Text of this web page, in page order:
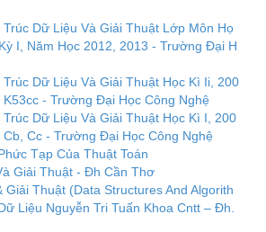
Dữ Liệu Và Giải Thuật Lớp Môn Họ
I, Năm Học 2012, 2013 - Trường Đại H
Dữ Liệu Và Giải Thuật Học Kì Ii, 200
- Trường Đại Học Công Nghệ
Dữ Liệu Và Giải Thuật Học Kì I, 200
Cc - Trường Đại Học Công Nghệ
Tạp Của Thuật Toán
Giải Thuật - Đh Cần Thơ
Giải Thuật (Data Structures And Algorith
Liệu Nguyễn Tri Tuấn Khoa Cntt – Đh.